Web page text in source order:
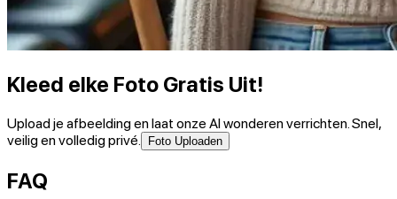
Kleed elke Foto Gratis Uit!
Upload je afbeelding en laat onze AI wonderen verrichten. Snel,
veilig en volledig privé.
Foto Uploaden
FAQ